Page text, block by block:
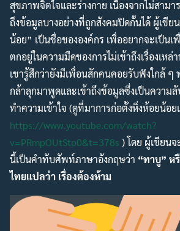
สุขภาพจิตใจและร่างกาย เนื่องจากไม่สามา
ถึงข้อมูลบางอย่างที่ถูกสังคมปิดกั้นได้ ผู้เขีย
น้อย” เป็นชื่อขององค์กร เพื่ออยากจะเป็นเ
ตกอยู่ในความมืดของการไม่เข้าถึงเรื่องเหล่
เขารู้สึกว่ายังมีเพื่อนสักคนคอยรับฟังใกล้
กล้าลุกมาพูดและเข้าถึงข้อมูลซึ่งเป็นความ
ทำความเข้าใจ (ดูที่มาการก่อตั้งหิ่งห้อยน้อย
https://www.youtube.com/watch?
v=PRmpOUtStp0&t=378s ) โดย ผู้เขียนจ
นี้เป็นคำทับศัพท์ภาษาอังกฤษว่า “ทาบู” ห
ไทยแปลว่า เรื่องต้องห้าม